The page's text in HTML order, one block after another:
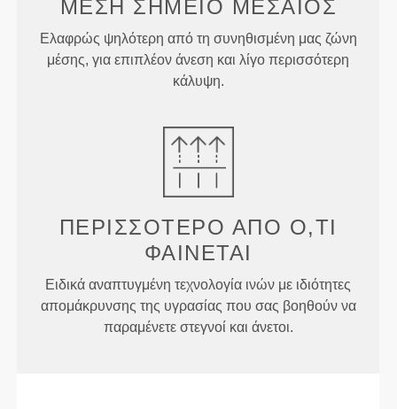
ΜΕΣΗ ΣΗΜΕΙΟ ΜΕΣΑΙΟΣ
Ελαφρώς ψηλότερη από τη συνηθισμένη μας ζώνη
μέσης, για επιπλέον άνεση και λίγο περισσότερη
κάλυψη.
ΠΕΡΙΣΣΌΤΕΡΟ ΑΠΌ Ό,ΤΙ
ΦΑΊΝΕΤΑΙ
Ειδικά αναπτυγμένη τεχνολογία ινών με ιδιότητες
απομάκρυνσης της υγρασίας που σας βοηθούν να
παραμένετε στεγνοί και άνετοι.